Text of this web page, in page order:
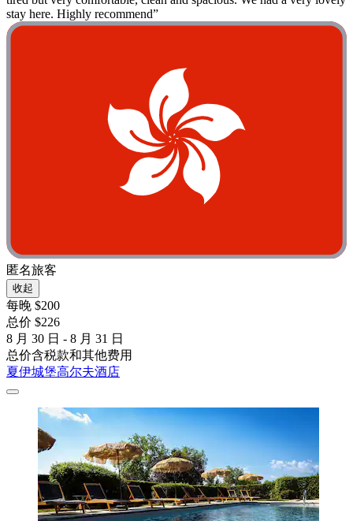
stay here. Highly recommend”
匿名旅客
收起
每晚 $200
总价 $226
8 月 30 日 - 8 月 31 日
总价含税款和其他费用
夏伊城堡高尔夫酒店